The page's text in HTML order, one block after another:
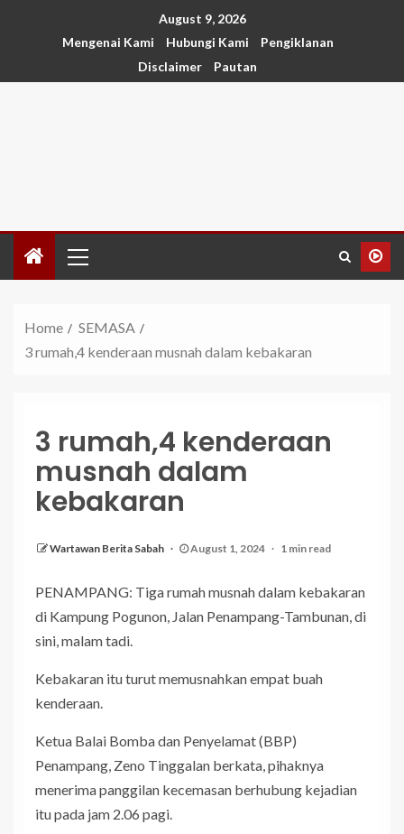
August 9, 2026
Mengenai Kami
Hubungi Kami
Pengiklanan
Disclaimer
Pautan
Home
SEMASA
3 rumah,4 kenderaan musnah dalam kebakaran
3 rumah,4 kenderaan
musnah dalam
kebakaran
Wartawan Berita Sabah August 1, 2024 1 min read
PENAMPANG: Tiga rumah musnah dalam kebakaran
di Kampung Pogunon, Jalan Penampang-Tambunan, di
sini, malam tadi.
Kebakaran itu turut memusnahkan empat buah
kenderaan.
Ketua Balai Bomba dan Penyelamat (BBP)
Penampang, Zeno Tinggalan berkata, pihaknya
menerima panggilan kecemasan berhubung kejadian
itu pada jam 2.06 pagi.